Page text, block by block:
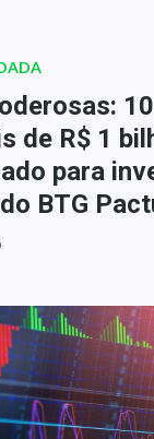
10
de R$ 1
para
BTG